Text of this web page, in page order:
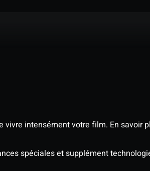
vivre intensément votre film. En savoir
spéciales et supplément